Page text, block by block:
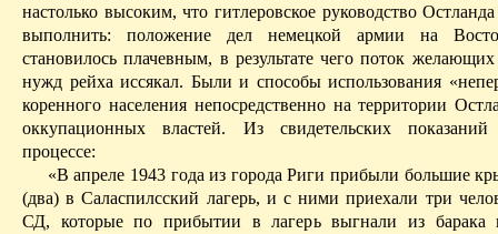
настолько высоким, что гитлеровское руководствоОстланда
выполнить: положение дел немецкой армии на
становилось плачевным, в результате чего поток желающих
нужд рейха иссякал. Были и способы использования
коренного населения непосредственно на территории
оккупационных властей. Из свидетельских
процессе:
«В апреле 1943 года из города Риги прибыли большие
(два) вСаласпилсский лагерь, и с ними приехали три
СД, которые по прибытии в лагерь выгнали из барака